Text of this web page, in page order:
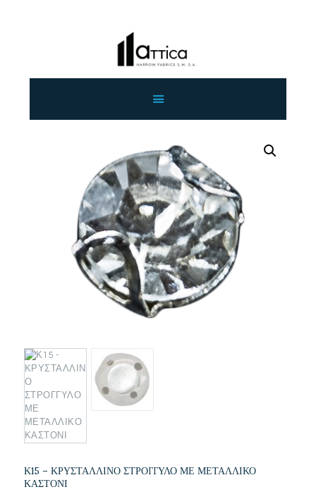
ΕΠΙΚΟΙΝΩΝΙΑ
ΧΟΝΔΡΙΚΗ
ΕΛΛΗΝΙΚΆ
Κ15 – ΚΡΥΣΤΑΛΛΙΝΟ ΣΤΡΟΓΓΥΛΟ ΜΕ ΜΕΤΑΛΛΙΚΟ
ΚΑΣΤΟΝΙ